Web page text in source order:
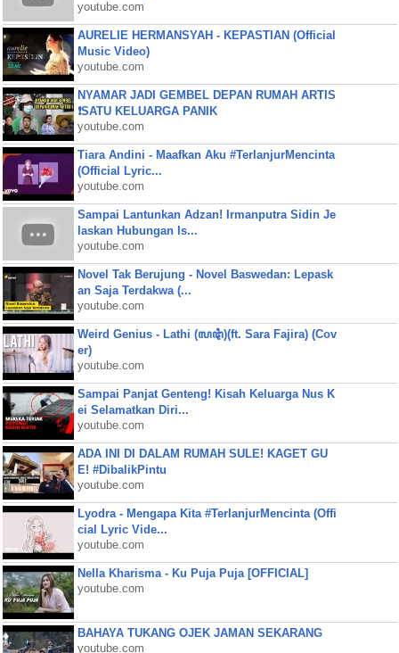
youtube.com
AURELIE HERMANSYAH - KEPASTIAN (Official
Music Video)
youtube.com
NYAMAR JADI GEMBEL DEPAN RUMAH ARTIS
❗SATU KELUARGA PANIK
youtube.com
Tiara Andini - Maafkan Aku #TerlanjurMencinta
(Official Lyric...
youtube.com
Sampai Lantunkan Adzan! Irmanputra Sidin Je
laskan Hubungan Is...
youtube.com
Novel Tak Berujung - Novel Baswedan: Lepask
an Saja Terdakwa (...
youtube.com
Weird Genius - Lathi (ꦭꦛꦶ)(ft. Sara Fajira) (Cov
er)
youtube.com
Sampai Panjat Genteng! Kisah Keluarga Nus K
ei Selamatkan Diri...
youtube.com
ADA INI DI DALAM RUMAH SULE! KAGET GU
E! #DibalikPintu
youtube.com
Lyodra - Mengapa Kita #TerlanjurMencinta (Offi
cial Lyric Vide...
youtube.com
Nella Kharisma - Ku Puja Puja [OFFICIAL]
youtube.com
BAHAYA TUKANG OJEK JAMAN SEKARANG
youtube.com